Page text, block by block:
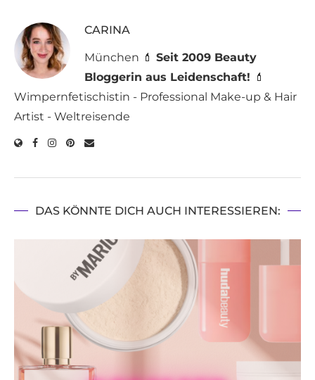
CARINA
München 💄 Seit 2009 Beauty
Bloggerin aus Leidenschaft! 💄
Wimpernfetischistin - Professional Make-up & Hair
Artist - Weltreisende
DAS KÖNNTE DICH AUCH INTERESSIEREN: